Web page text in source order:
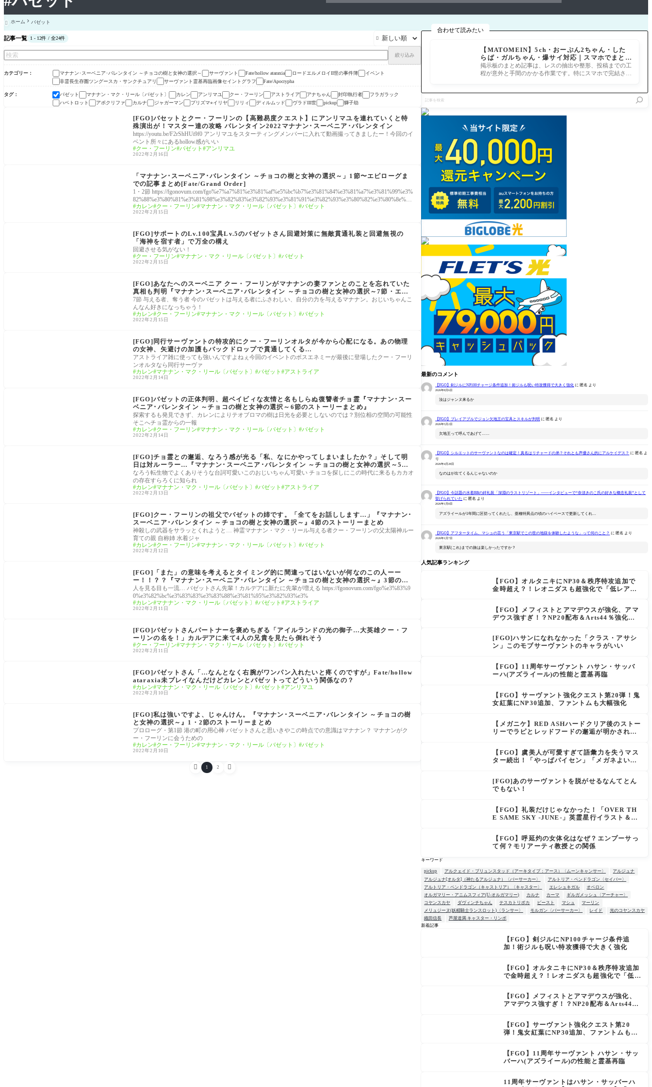
 ホーム バゼット
記事一覧 1 - 12件 / 全24件 
絞り込み
カテゴリー マナナン･スーベニア･バレンタイン ～チョコの樹と女神の選択～ サーヴァント Fate/hollow ataraxia ロードエルメロイII世の事件簿
イベント
非霊長生存圏ツングースカ・サンクチュアリ
サーヴァント霊基再臨画像セイントグラフ Fate/Apocrypha
タグ バゼット マナナン・マク・リール〔バゼット〕 カレン アンリマユ クー・フーリン アストライア アナちゃん 封印執行者
フラガラック
ハベトロット
アポクリファ カルナ ジャガーマン プリズマ⭐︎イリヤ リリィ ディルムッド ヴラドIII世 pickup 獅子劫
マナナン･スーベニア･バレンタイン ～チョコの樹と
[FGO]バセットとクー・フーリンの【高難易度クエスト】にアンリマユを連れていくと特
殊演出が！マスター達の攻略 バレンタイン2022マナナン･スーベニア･バレンタイン
https://youtu.be/F2rShHUi9f0 アンリマユをスターティングメンバーに入れて動画撮ってきましたー！今回のイ
ベント所々にあるhollow感がいい
クー・フーリン バゼット アンリマユ
2022年2月16日
「マナナン･スーベニア･バレンタイン ～チョコの樹と女神の選択～」1節〜エピローグま
での記事まとめ[Fate/Grand Order]
1・2節 https://fgonovum.com/fgo%e7%a7%81%e3%81%af%e5%bc%b7%e3%81%84%e3%81%a7%e3%81%99%e3%
82%88%e3%80%81%e3%81%98%e3%82%83%e3%82%93%e3%81%91%e3%82%93%e3%80%82%e3%80%8e%e
3%83%9e%e3
カレン クー・フーリン マナナン・マク・リール〔バゼット〕 バゼット
2022年2月15日
[FGO]サポートのLv.100宝具Lv.5のバゼットさん回避対策に無敵貫通礼装と回避無視の
「海神を宿す者」で万全の構え
回避させる気がない！
クー・フーリン マナナン・マク・リール〔バゼット〕 バゼット
2022年2月15日
[FGO]あなたへのスーベニア クー・フーリンがマナナンの妻ファンとのことを忘れていた
真相も判明『マナナン･スーベニア･バレンタイン ～チョコの樹と女神の選択～7節・エピ
ローグのストーリーまとめ』
7節 与える者、奪う者 今のバゼットは与える者にふさわしい、自分の力を与えるマナナン。おじいちゃんこ
んなん好きになっちゃう！
カレン クー・フーリン マナナン・マク・リール〔バゼット〕 バゼット
2022年2月15日
[FGO]同行サーヴァントの特攻的にクー・フーリンオルタが今から心配になる。あの物理
の女神、矢避けの加護もバックドロップで貫通してくる…
アストライア雑に使っても強いんですよねぇ今回のイベントのボスエネミーが最後に登場したクー・フーリ
ンオルタなら同行サーヴァ
カレン マナナン・マク・リール〔バゼット〕 バゼット アストライア
2022年2月14日
[FGO]バゼットの正体判明、超ベイビィな友情と名もしらぬ復讐者チョ霊『マナナン･スー
ベニア･バレンタイン ～チョコの樹と女神の選択～6節のストーリーまとめ』
探索するも発見できず、カレンによりテオブロマの樹は日光を必要としないのでは？別位相の空間の可能性
そこへチョ霊からの一報
カレン クー・フーリン マナナン・マク・リール〔バゼット〕 バゼット
2022年2月14日
[FGO]チョ霊との邂逅、なろう感が光る「私、なにかやってしまいましたか？」そして明
日は対ルーラー…『マナナン･スーベニア･バレンタイン ～チョコの樹と女神の選択～5節
のストーリーまとめ』
なろう転生物でよくありそうな台詞可愛いこのおじいちゃん可愛い チョコを探しにこの時代に来るもカカオ
の存在すらろくに知られ
カレン マナナン・マク・リール〔バゼット〕 バゼット アストライア
2022年2月13日
[FGO]クー・フーリンの祖父でバゼットの姉です。「全てをお話しします…」『マナナン･
スーベニア･バレンタイン ～チョコの樹と女神の選択～』4節のストーリーまとめ
神殺しの武器をサラッとくれようと… 神霊マナナン・マク・リール与える者クー・フーリンの父太陽神ルー
育ての親 自称姉 水着ジャ
カレン クー・フーリン マナナン・マク・リール〔バゼット〕 バゼット
2022年2月12日
[FGO]「また」の意味を考えるとタイミング的に間違ってはいないが何なのこの人ーー
ー！！？？『マナナン･スーベニア･バレンタイン ～チョコの樹と女神の選択～』3節のス
トーリーまとめ
人を見る目も一流… バゼットさん先輩！カルデアに新たに先輩が増える https://fgonovum.com/fgo%e3%83%9
0%e3%82%bc%e3%83%83%e3%83%88%e3%81%95%e3%82%93%e3%
カレン マナナン・マク・リール〔バゼット〕 バゼット アストライア
2022年2月11日
[FGO]バゼットさんパートナーを褒めちぎる「アイルランドの光の御子…大英雄クー・フ
ーリンの名を！」カルデアに来て4人の兄貴を見たら倒れそう
クー・フーリン マナナン・マク・リール〔バゼット〕 バゼット
2022年2月11日
[FGO]バゼットさん「…なんとなく右腕がワンパン入れたいと疼くのですが」Fate/hollow
ataraxia未プレイなんだけどカレンとバゼットってどういう関係なの？
カレン マナナン・マク・リール〔バゼット〕 バゼット アンリマユ
2022年2月10日
[FGO]私は強いですよ、じゃんけん。『マナナン･スーベニア･バレンタイン ～チョコの樹
と女神の選択～』1・2節のストーリーまとめ
プロローグ・第1節 港の町の用心棒 バゼットさんと思いきやこの時点での意識はマナナン？ マナナンがク
ー・フーリンに会うための
カレン クー・フーリン マナナン・マク・リール〔バゼット〕 バゼット
2022年2月10日
 1 2 
合わせて読みたい
【MATOMEIN】5ch・おーぷん2ちゃん・した
らば・ガルちゃん・爆サイ対応｜スマホでまとめ
記事を作れるアプリ FGOのまとめ記事ができる
まで
掲示板のまとめ記事は、レスの抽出や整形、投稿までの工
程が意外と手間のかかる作業です。特にスマホで完結させ
を
検
最新のコメント
【FGO】剣ジルにNP100チャージ条件追加！術ジルも呪い特攻獲得で大きく強化 に 匿名 より
2026年8月6日
汝はジャンヌ来るか
【FGO】プレイアブルでジョン欠地王の宝具とスキルが判明 に 匿名 より
2026年5月2日
欠地王って呼んであげて……
【FGO】シルエットのサーヴァントなのは確定！真名はリチャードの弟？それとも声優さん的にアルケイデス？ に 匿名 よ
り
2026年4月28日
なのはが出てくるんじゃないのか
【FGO】今話題の水着BBの絆礼装「深淵のラストリゾート」――インタビューで“奈須きのこ氏の好きな概念礼装”として
挙げられていた に 匿名 より
2026年1月8日
アズライールが1年間に区切ってくれたし、亜種特異点の頃のハイペースで更新してくれ…
【FGO】アフタータイム、マシュの言う「東京駅でこの世の地獄を体験したような」って何のこと？ に 匿名 より
2026年1月7日
東京駅(これ)までの旅は楽しかったですか？
人気記事ランキング
【FGO】オルタニキにNP30＆秩序特攻追加で
金時超え？！レオニダスも超強化で「低レアと
【FGO】メフィストとアマデウスが強化、アマ
デウス強すぎ！？NP20配布＆Arts44％強化に
[FGO]ハサンになれなかった「クラス・アサシ
ン」このモブサーヴァントのキャラがいい
【FGO】11周年サーヴァント ハサン・サッバ
ーハ(アズライール)の性能と霊基再臨
【FGO】サーヴァント強化クエスト第20弾！鬼
女紅葉にNP30追加、ファントムも大幅強化
【メガニケ】RED ASHハードクリア後のストー
リーでラピとレッドフードの邂逅が明かされ
年寝てた。【勝利の女神NIKKE】
【FGO】虞美人が可愛すぎて語彙力を失うマス
ター続出！「やっぱパイセン」「メガネよい文
[FGO]あのサーヴァントを脱がせるなんてとん
でもない！
【FGO】礼装だけじゃなかった！「OVER TH
E SAME SKY -JUNE-」英霊星行イラスト＆登
【FGO】呼延灼の女体化はなぜ？エンプーサっ
て何？モリアーティ教授との関係
キーワード
pickup アルクェイド・ブリュンスタッド（アーキタイプ：アース）〈ムーンキャンサー〉
アルジュナ
アルジュナ[オルタ]（神たるアルジュナ）〈バーサーカー〉
アルトリア・ペンドラゴン〈セイバー〉
アルトリア・ペンドラゴン（キャストリア）〈キャスター〉
エレシュキガル
オベロン
オルガマリー・アニムスフィア(U-オルガマリー)
カルナ カーマ
ギルガメッシュ〈アーチャー〉
コヤンスカヤ
ダヴィンチちゃん テスカトリポカ ビースト マシュ
マーリン
メリュジーヌ(妖精騎士ランスロット)〈ランサー〉
モルガン〈バーサーカー〉 レイド
光のコヤンスカヤ
織田信長
芦屋道満 キャスター・リンボ
新着記事
【FGO】剣ジルにNP100チャージ条件追
加！術ジルも呪い特攻獲得で大きく強化
【FGO】オルタニキにNP30＆秩序特攻追加
で金時超え？！レオニダスも超強化で「低レ
【FGO】メフィストとアマデウスが強化、
アマデウス強すぎ！？NP20配布＆Arts44％
【FGO】サーヴァント強化クエスト第20
弾！鬼女紅葉にNP30追加、ファントムも大
【FGO】11周年サーヴァント ハサン・サッ
バーハ(アズライール)の性能と霊基再臨
11周年サーヴァントはハサン・サッバーハ